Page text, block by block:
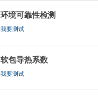
环境可靠性检测
我要测试
软包导热系数
我要测试